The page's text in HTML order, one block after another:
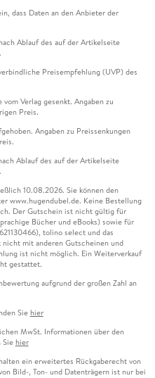
dass Daten an den Anbieter der
Ablauf des auf der Artikelseite
Preisempfehlung (UVP) des
Verlag gesenkt. Angaben zu
Preis.
Angaben zu Preissenkungen
Ablauf des auf der Artikelseite
10.08.2026. Sie können den
www.hugendubel.de. Keine Bestellung
Der Gutschein ist nicht gültig für
Bücher und eBooks) sowie für
tolino select und das
mit anderen Gutscheinen und
ist nicht möglich. Ein Weiterverkauf
gestattet.
aufgrund der großen Zahl an
Sie hier
MwSt. Informationen über den
Sie hier
ein erweitertes Rückgaberecht von
Bild-, Ton- und Datenträgern ist nur bei